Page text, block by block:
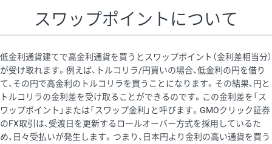
スワップポイントについて
低金利通貨建てで高金利通貨を買うとスワップポイント（金利差相当分）
が受け取れます。例えば、トルコリラ/円買いの場合、低金利の円を借り
て、その円で高金利のトルコリラを買うことになります。その結果、円と
トルコリラの金利差を受け取ることができるのです。この金利差を「ス
ワップポイント」または「スワップ金利」と呼びます。GMOクリック証券
のFX取引は、受渡日を更新するロールオーバー方式を採用しているた
め、日々受払いが発生します。つまり、日本円より金利の高い通貨を買う